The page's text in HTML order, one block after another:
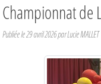
Championnat de
Publiée le29 avril 2026par Lucie MALLET